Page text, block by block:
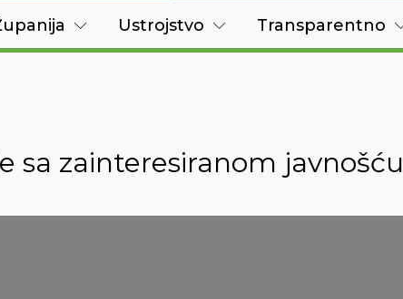
Ustrojstvo Transparentno
sa zainteresiranom javnošću